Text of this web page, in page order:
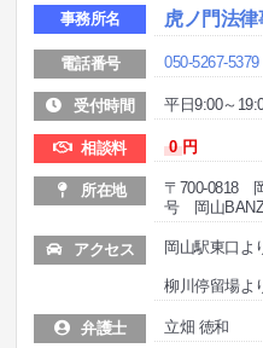
事務所名 虎ノ門法
電話番号 050-5267-5379
受付時間 平日9:00～
相談料 0 円
所在地
〒700-0818
号 岡山
アクセス 岡山駅東口よ
柳川停留場よ
弁護士 立畑 徳和